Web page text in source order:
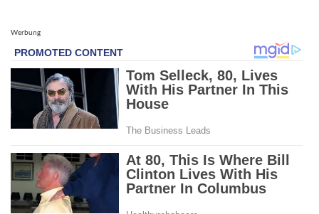
Werbung